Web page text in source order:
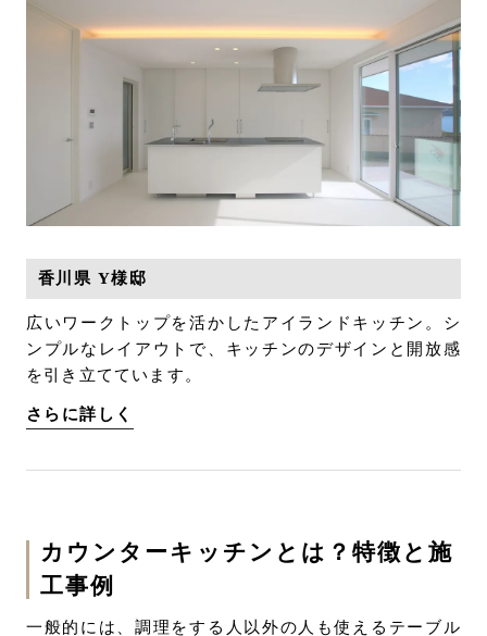
香川県 Y様邸
広いワークトップを活かしたアイランドキッチン。シ
ンプルなレイアウトで、キッチンのデザインと開放感
を引き立てています。
さらに詳しく
カウンターキッチンとは？特徴と施
工事例
一般的には、調理をする人以外の人も使えるテーブル